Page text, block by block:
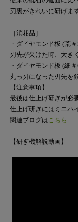
刃裏がきれいに研げます
［消耗品］
・ダイヤモンド板 (荒
刃先が欠けた時、大き
・ダイヤモンド板 (細
丸っ刃になった刃先を
【注意事項】
最後は仕上げ研ぎが必
仕上げ研ぎにはミニハ
関連ブログは こちら
【研ぎ機解説動画】